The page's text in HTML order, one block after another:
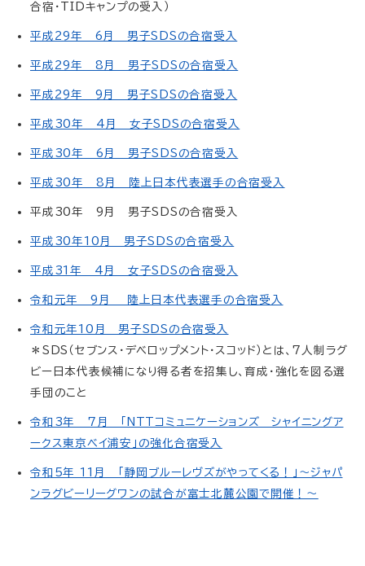
合宿・TIDキャンプの受入）
平成29年 6月 男子SDSの合宿受入
平成29年 8月 男子SDSの合宿受入
平成29年 9月 男子SDSの合宿受入
平成30年 4月 女子SDSの合宿受入
平成30年 6月 男子SDSの合宿受入
平成30年 8月 陸上日本代表選手の合宿受入
平成30年 9月 男子SDSの合宿受入
平成30年10月 男子SDSの合宿受入
平成31年 4月 女子SDSの合宿受入
令和元年 9月 陸上日本代表選手の合宿受入
令和元年10月 男子SDSの合宿受入
＊SDS（セブンス・デベロップメント・スコッド）とは、7人制ラグ
ビー日本代表候補になり得る者を招集し、育成・強化を図る選
手団のこと
令和3年 7月 「NTTコミュニケーションズ シャイニングア
ークス東京ベイ浦安」の強化合宿受入
令和5年 11月 「静岡ブルーレヴズがやってくる！」～ジャパ
ンラグビーリーグワンの試合が富士北麓公園で開催！～